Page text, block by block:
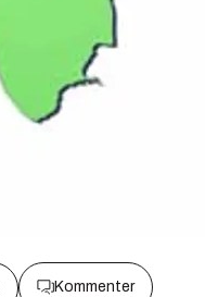
Kommenter